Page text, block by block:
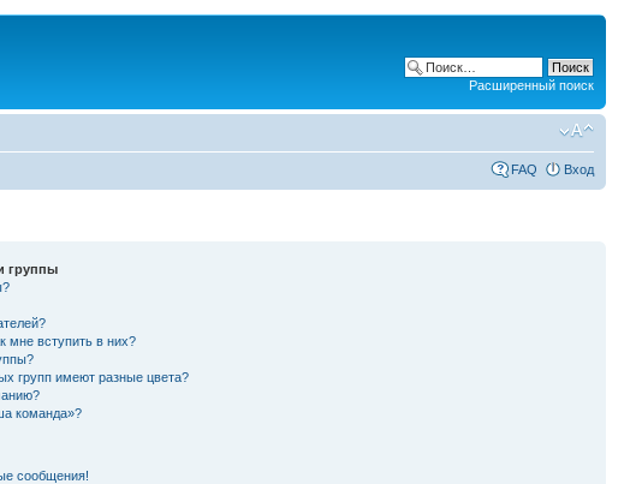
Расширенный поиск
FAQ Вход
группы
мне вступить в них?
групп имеют разные цвета?
команда»?
сообщения!